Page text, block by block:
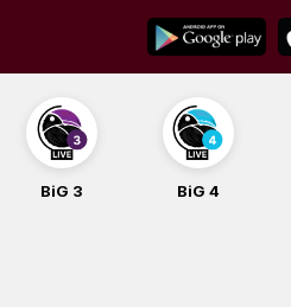
content
BiG 3 BiG 4